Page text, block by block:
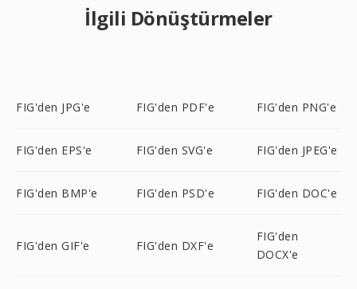
İlgili Dönüştürmeler
FIG'den JPG'e FIG'den PDF'e FIG'den PNG'e
FIG'den EPS'e FIG'den SVG'e FIG'den JPEG'e
FIG'den BMP'e FIG'den PSD'e FIG'den DOC'e
FIG'den GIF'e FIG'den DXF'e
FIG'den
DOCX'e